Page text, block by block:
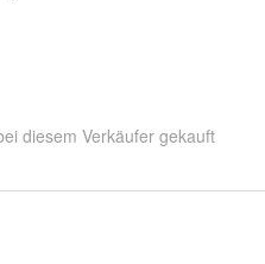
diesem Verkäufer gekauft